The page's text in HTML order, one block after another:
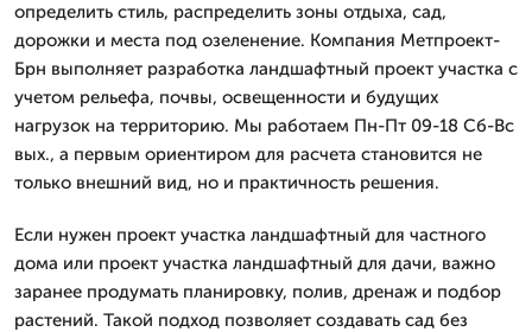
определить стиль, распределить зоны отдыха, сад,
дорожки и места под озеленение. Компания Метпроект-
Брн выполняет разработка ландшафтный проект участка с
учетом рельефа, почвы, освещенности и будущих
нагрузок на территорию. Мы работаем Пн-Пт 09-18 Сб-Вс
вых., а первым ориентиром для расчета становится не
только внешний вид, но и практичность решения.
Если нужен проект участка ландшафтный для частного
дома или проект участка ландшафтный для дачи, важно
заранее продумать планировку, полив, дренаж и подбор
растений. Такой подход позволяет создавать сад без